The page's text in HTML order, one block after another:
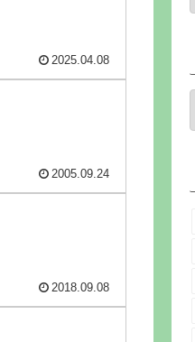
2025.04.08
2005.09.24
2018.09.08